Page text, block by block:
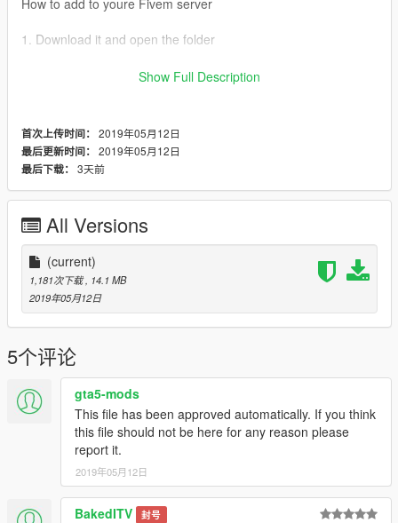
1. Download it and open the folder
2. Drag in the folder to resources in youre fxserver
4 open youre server!
Show Full Description
首次上传时间： 2019年05月12日
最后更新时间： 2019年05月12日
最后下载： 3天前
All Versions
(current)
1,181次下载 , 14.1 MB
2019年05月12日
5个评论
gta5-mods
This file has been approved automatically. If you think
this file should not be here for any reason please
report it.
2019年05月12日
BakedITV 封号